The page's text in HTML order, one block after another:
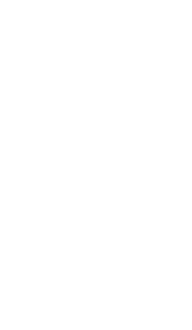
auf einem Endgerät
von Werbeanzeigen
Werbung
Werbung